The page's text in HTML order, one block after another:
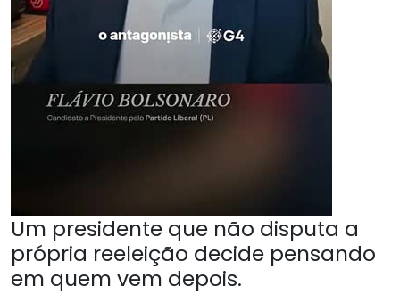
Um presidente que não disputa a
própria reeleição decide pensando
em quem vem depois.